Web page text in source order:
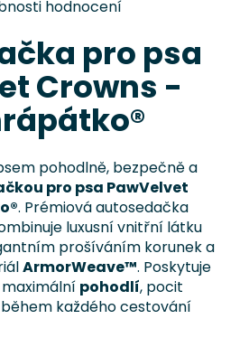
hodnocení
pro psa
Crowns -
pohodlně, bezpečně a
pro psa PawVelvet
. Prémiová autosedačka
luxusní vnitřní látku
prošíváním korunek a
ArmorWeave™. Poskytuje
pohodlí, pocit
každého cestování
HLEDAT